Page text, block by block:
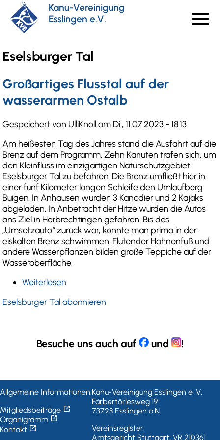
zum
Inhalt
Kanu-Vereinigung
Esslingen e.V.
menu
Eselsburger Tal
Großartiges Flusstal auf der
wasserarmen Ostalb
Gespeichert von UlliKnollam Di., 11.07.2023 - 18:13
Am heißesten Tag des Jahres stand die Ausfahrt auf die
Brenz auf dem Programm. Zehn Kanuten trafen sich, um
den Kleinfluss im einzigartigen Naturschutzgebiet
Eselsburger Tal zu befahren. Die Brenz umfließt hier in
einer fünf Kilometer langen Schleife den Umlaufberg
Buigen. In Anhausen wurden 3 Kanadier und 2 Kajaks
abgeladen. In Anbetracht der Hitze wurden die Autos
ans Ziel in Herbrechtingen gefahren. Bis das
„Umsetzauto“ zurück war, konnte man prima in der
eiskalten Brenz schwimmen. Flutender Hahnenfuß und
andere Wasserpflanzen bilden große Teppiche auf der
Wasseroberfläche.
Weiterlesen
Flusstal
Ostalb
Eselsburger Tal abonnieren
Besuche uns auch auf und !
Allgemeine Informationen:
Mitgliedsbeiträge open_in_new
Organigramm open_in_new
Kontakt open_in_new
Kanu-Vereinigung Esslingen e. V.
Färbertörlesweg 19
73728 Esslingen a.N.
Vereinsregister:
Amtsgericht Stuttgart, VR 210361